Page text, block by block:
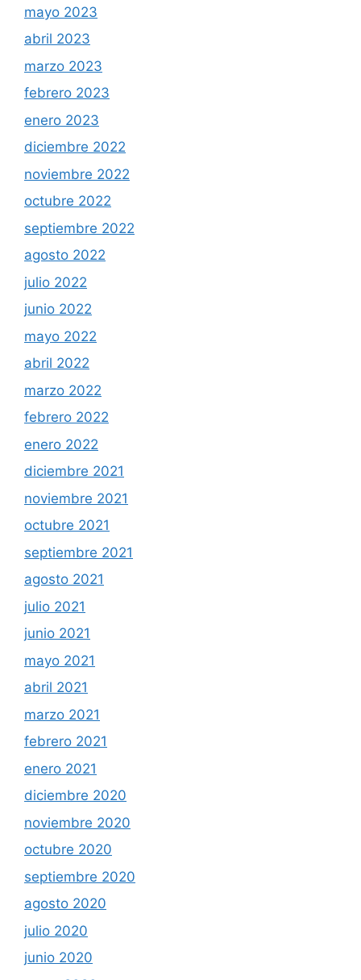
mayo 2023
abril 2023
marzo 2023
febrero 2023
enero 2023
diciembre 2022
noviembre 2022
octubre 2022
septiembre 2022
agosto 2022
julio 2022
junio 2022
mayo 2022
abril 2022
marzo 2022
febrero 2022
enero 2022
diciembre 2021
noviembre 2021
octubre 2021
septiembre 2021
agosto 2021
julio 2021
junio 2021
mayo 2021
abril 2021
marzo 2021
febrero 2021
enero 2021
diciembre 2020
noviembre 2020
octubre 2020
septiembre 2020
agosto 2020
julio 2020
junio 2020